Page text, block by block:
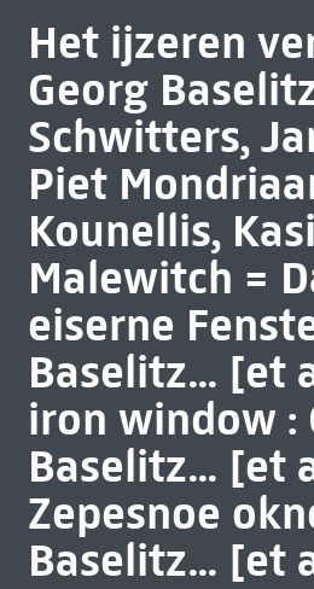
Het ijzeren
Georg
Schwitters,
Piet
Kounellis,
Malewitch =
eiserne
Baselitz... [et
iron window :
Baselitz... [et
Zepesnoe
Baselitz... [et